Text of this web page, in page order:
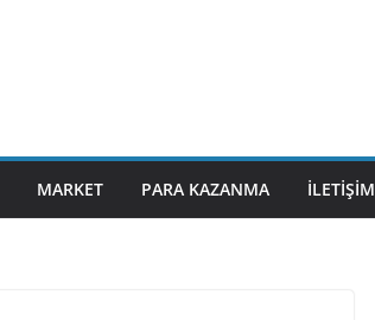
MARKET PARA KAZANMA İLETIŞIM